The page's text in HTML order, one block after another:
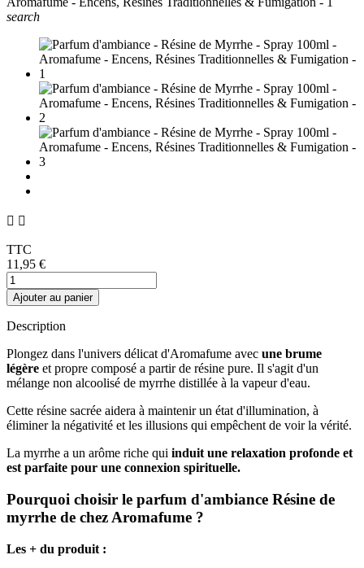
search
 
TTC
11,95 €
Ajouter au panier
Description
Plongez dans l'univers délicat d'Aromafume avec une brume
légère et propre composé a partir de résine pure. Il s'agit d'un
mélange non alcoolisé de myrrhe distillée à la vapeur d'eau.
Cette résine sacrée aidera à maintenir un état d'illumination, à
éliminer la négativité et les illusions qui empêchent de voir la vérité.
La myrrhe a un arôme riche qui induit une relaxation profonde et
est parfaite pour une connexion spirituelle.
Pourquoi choisir le parfum d'ambiance Résine de
myrrhe de chez Aromafume ?
Les + du produit :